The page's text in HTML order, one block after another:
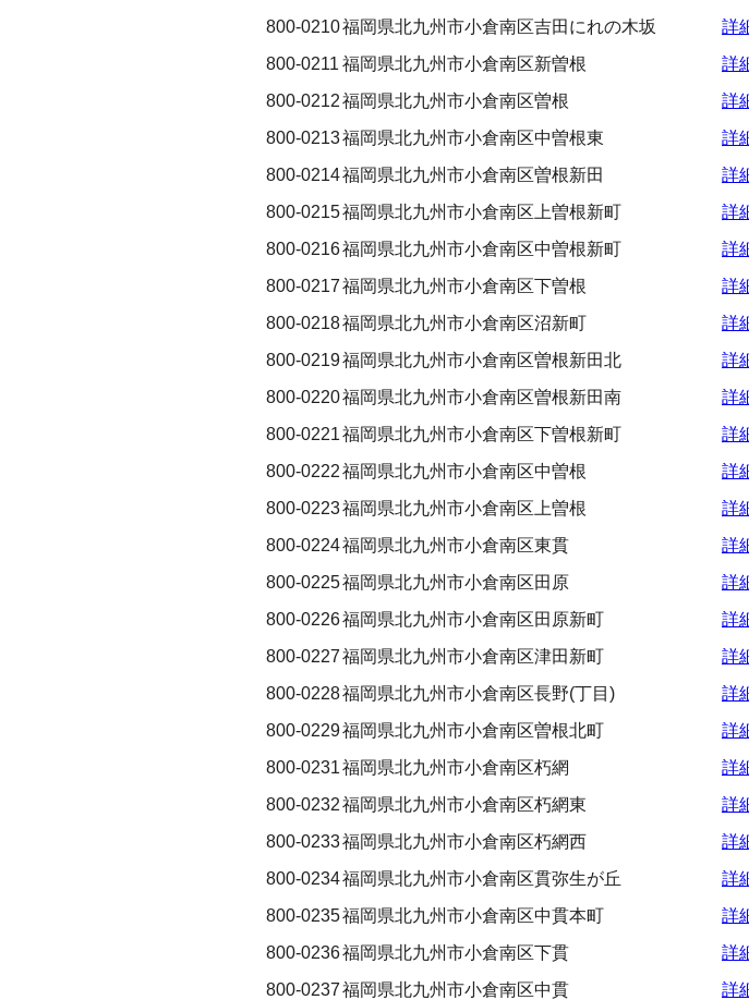
800-0210福岡県北九州市小倉南区吉田にれの木坂
詳
800-0211 福岡県北九州市小倉南区新曽根
詳
800-0212福岡県北九州市小倉南区曽根
詳
800-0213福岡県北九州市小倉南区中曽根東
詳
800-0214福岡県北九州市小倉南区曽根新田
詳
800-0215福岡県北九州市小倉南区上曽根新町
詳
800-0216福岡県北九州市小倉南区中曽根新町
詳
800-0217福岡県北九州市小倉南区下曽根
詳
800-0218福岡県北九州市小倉南区沼新町
詳
800-0219福岡県北九州市小倉南区曽根新田北
詳
800-0220福岡県北九州市小倉南区曽根新田南
詳
800-0221福岡県北九州市小倉南区下曽根新町
詳
800-0222福岡県北九州市小倉南区中曽根
詳
800-0223福岡県北九州市小倉南区上曽根
詳
800-0224福岡県北九州市小倉南区東貫
詳
800-0225福岡県北九州市小倉南区田原
詳
800-0226福岡県北九州市小倉南区田原新町
詳
800-0227福岡県北九州市小倉南区津田新町
詳
800-0228福岡県北九州市小倉南区長野(丁目)
詳
800-0229福岡県北九州市小倉南区曽根北町
詳
800-0231福岡県北九州市小倉南区朽網
詳
800-0232福岡県北九州市小倉南区朽網東
詳
800-0233福岡県北九州市小倉南区朽網西
詳
800-0234福岡県北九州市小倉南区貫弥生が丘
詳
800-0235福岡県北九州市小倉南区中貫本町
詳
800-0236福岡県北九州市小倉南区下貫
詳
800-0237福岡県北九州市小倉南区中貫
詳